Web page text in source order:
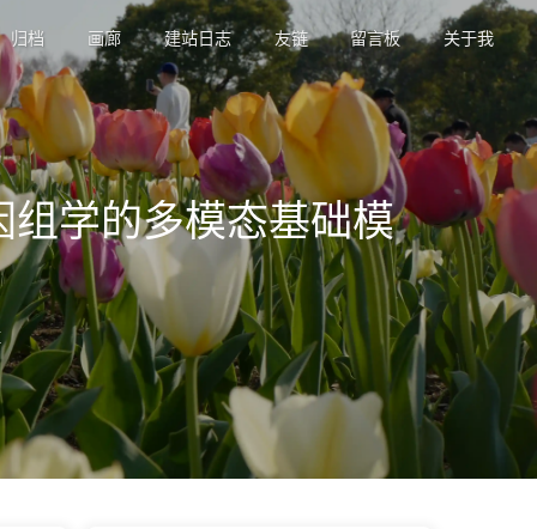
归档 画廊 建站日志 友链 留言板 关于我
学的多模态基础模